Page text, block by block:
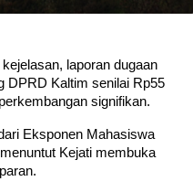
laporan dugaan
DPRD Kaltim senilai Rp55
signifikan.
Eksponen Mahasiswa
Kejati membuka